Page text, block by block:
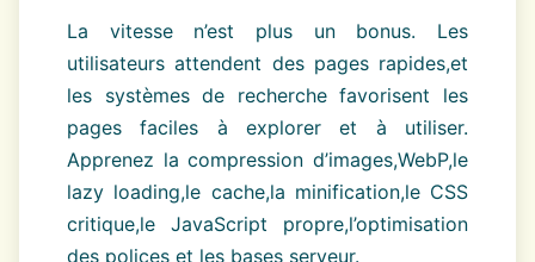
La vitesse n’est plus un bonus. Les
utilisateurs attendent des pages rapides,et
les systèmes de recherche favorisent les
pages faciles à explorer et à utiliser.
Apprenez la compression d’images,WebP,le
lazy loading,le cache,la minification,le CSS
critique,le JavaScript propre,l’optimisation
des polices et les bases serveur.